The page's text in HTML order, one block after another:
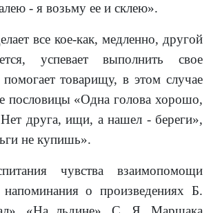
- я возьму ее и склею».
все кое-как, медленно, другой
успевает выполнить свое
товарищу, в этом случае
пословицы «Одна голова хорошо,
друга, ищи, а нашел - береги»,
не купишь».
чувства взаимопомощи
о произведениях Б.